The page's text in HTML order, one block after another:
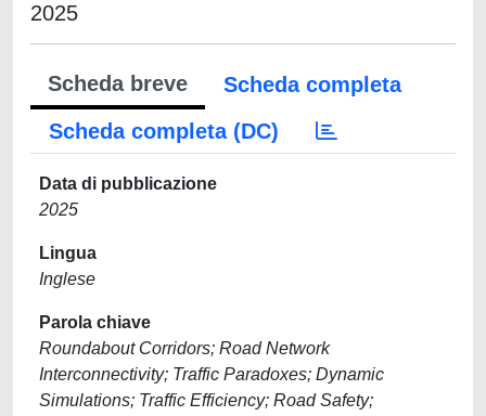
2025
Scheda breve
Scheda completa
Scheda completa (DC)
Data di pubblicazione
2025
Lingua
Inglese
Parola chiave
Roundabout Corridors; Road Network
Interconnectivity; Traffic Paradoxes; Dynamic
Simulations; Traffic Efficiency; Road Safety;